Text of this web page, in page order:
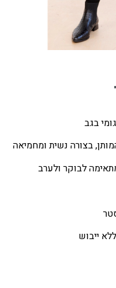
בגב
בצורה נשית ומחמיאה
לבוקר ולערב